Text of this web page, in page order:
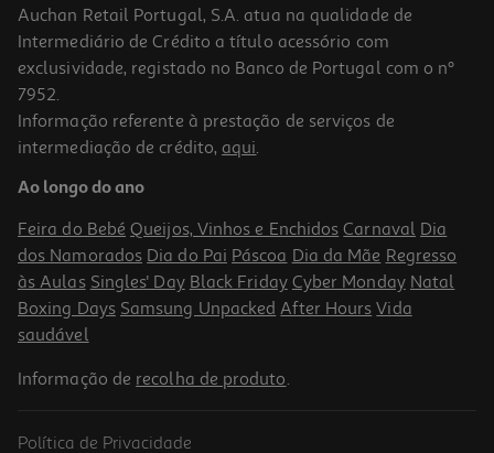
Loção Corporal Reparadora Lactovit Lactourea 250ml
10.96 €/Lt
2,74 €
Auchan Retail Portugal, S.A. atua na qualidade de
Intermediário de Crédito a título acessório com
exclusividade, registado no Banco de Portugal com o nº
7952.
Informação referente à prestação de serviços de
intermediação de crédito, aqui.
Ao longo do ano
Feira do Bebé Queijos, Vinhos e Enchidos Carnaval Dia
dos Namorados Dia do Pai Páscoa Dia da Mãe Regresso
às Aulas Singles' Day Black Friday Cyber Monday Natal
Boxing Days Samsung Unpacked After Hours Vida
saudável
Informação de recolha de produto.
Política de Privacidade